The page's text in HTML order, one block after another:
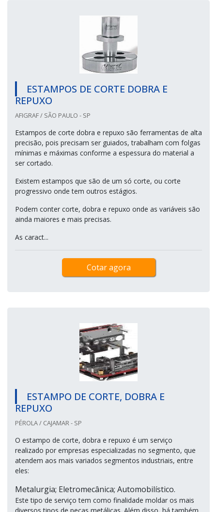
ESTAMPOS DE CORTE DOBRA E
REPUXO
AFIGRAF / SÃO PAULO - SP
Estampos de corte dobra e repuxo são ferramentas de alta
precisão, pois precisam ser guiados, trabalham com folgas
mínimas e máximas conforme a espessura do material a
ser cortado.
Existem estampos que são de um só corte, ou corte
progressivo onde tem outros estágios.
Podem conter corte, dobra e repuxo onde as variáveis são
ainda maiores e mais precisas.
As caract...
Cotar agora
ESTAMPO DE CORTE, DOBRA E
REPUXO
PÉROLA / CAJAMAR - SP
O estampo de corte, dobra e repuxo é um serviço
realizado por empresas especializadas no segmento, que
atendem aos mais variados segmentos industriais, entre
eles:
Metalurgia; Eletromecânica; Automobilístico.
Este tipo de serviço tem como finalidade moldar os mais